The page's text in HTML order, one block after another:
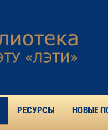
РЕСУРСЫ НОВЫЕ